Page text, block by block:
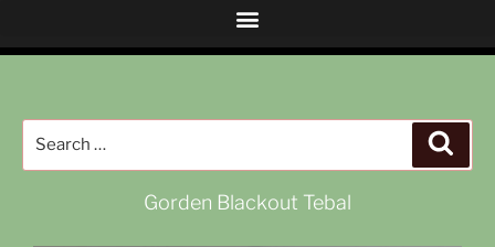
Gorden Blackout Tebal